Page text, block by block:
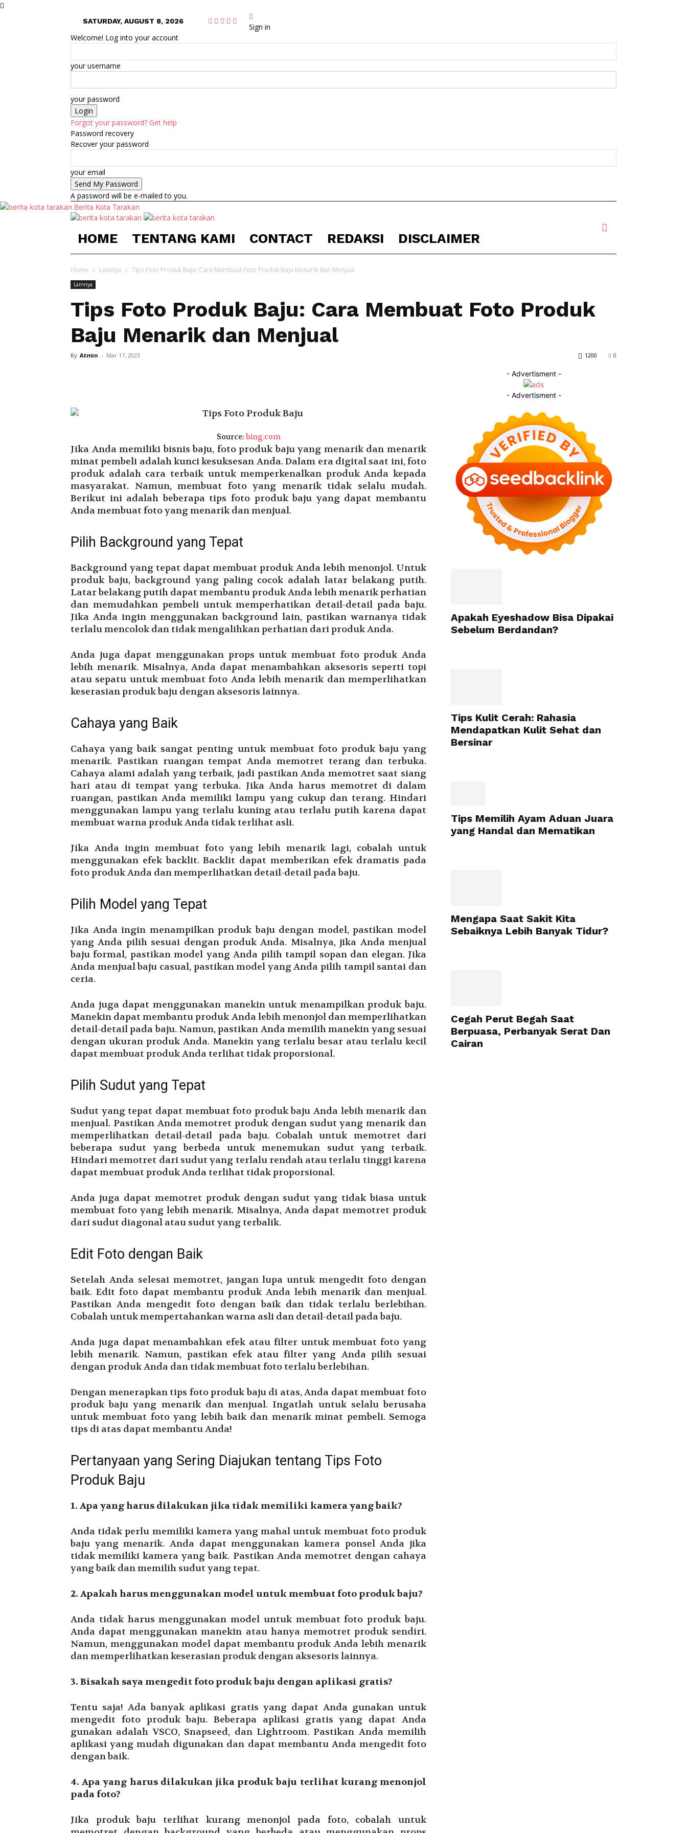
SATURDAY, AUGUST 8, 2026
Sign in
Welcome! Log into your account
your username
your password
Forgot your password? Get help
Password recovery
Recover your password
your email
A password will be e-mailed to you.
Berita Kota Tarakan
HOME TENTANG KAMI CONTACT REDAKSI DISCLAIMER
Home Lainnya Tips Foto Produk Baju: Cara Membuat Foto Produk Baju Menarik dan Menjual
Lainnya
Tips Foto Produk Baju: Cara Membuat Foto Produk
Baju Menarik dan Menjual
By Atmin - Mar 17, 2023 0
1200
Source: bing.com
Jika Anda memiliki bisnis baju, foto produk baju yang menarik dan menarik
minat pembeli adalah kunci kesuksesan Anda. Dalam era digital saat ini, foto
produk adalah cara terbaik untuk memperkenalkan produk Anda kepada
masyarakat. Namun, membuat foto yang menarik tidak selalu mudah.
Berikut ini adalah beberapa tips foto produk baju yang dapat membantu
Anda membuat foto yang menarik dan menjual.
Pilih Background yang Tepat
Background yang tepat dapat membuat produk Anda lebih menonjol. Untuk
produk baju, background yang paling cocok adalah latar belakang putih.
Latar belakang putih dapat membantu produk Anda lebih menarik perhatian
dan memudahkan pembeli untuk memperhatikan detail-detail pada baju.
Jika Anda ingin menggunakan background lain, pastikan warnanya tidak
terlalu mencolok dan tidak mengalihkan perhatian dari produk Anda.
Anda juga dapat menggunakan props untuk membuat foto produk Anda
lebih menarik. Misalnya, Anda dapat menambahkan aksesoris seperti topi
atau sepatu untuk membuat foto Anda lebih menarik dan memperlihatkan
keserasian produk baju dengan aksesoris lainnya.
Cahaya yang Baik
Cahaya yang baik sangat penting untuk membuat foto produk baju yang
menarik. Pastikan ruangan tempat Anda memotret terang dan terbuka.
Cahaya alami adalah yang terbaik, jadi pastikan Anda memotret saat siang
hari atau di tempat yang terbuka. Jika Anda harus memotret di dalam
ruangan, pastikan Anda memiliki lampu yang cukup dan terang. Hindari
menggunakan lampu yang terlalu kuning atau terlalu putih karena dapat
membuat warna produk Anda tidak terlihat asli.
Jika Anda ingin membuat foto yang lebih menarik lagi, cobalah untuk
menggunakan efek backlit. Backlit dapat memberikan efek dramatis pada
foto produk Anda dan memperlihatkan detail-detail pada baju.
Pilih Model yang Tepat
Jika Anda ingin menampilkan produk baju dengan model, pastikan model
yang Anda pilih sesuai dengan produk Anda. Misalnya, jika Anda menjual
baju formal, pastikan model yang Anda pilih tampil sopan dan elegan. Jika
Anda menjual baju casual, pastikan model yang Anda pilih tampil santai dan
ceria.
Anda juga dapat menggunakan manekin untuk menampilkan produk baju.
Manekin dapat membantu produk Anda lebih menonjol dan memperlihatkan
detail-detail pada baju. Namun, pastikan Anda memilih manekin yang sesuai
dengan ukuran produk Anda. Manekin yang terlalu besar atau terlalu kecil
dapat membuat produk Anda terlihat tidak proporsional.
Pilih Sudut yang Tepat
Sudut yang tepat dapat membuat foto produk baju Anda lebih menarik dan
menjual. Pastikan Anda memotret produk dengan sudut yang menarik dan
memperlihatkan detail-detail pada baju. Cobalah untuk memotret dari
beberapa sudut yang berbeda untuk menemukan sudut yang terbaik.
Hindari memotret dari sudut yang terlalu rendah atau terlalu tinggi karena
dapat membuat produk Anda terlihat tidak proporsional.
Anda juga dapat memotret produk dengan sudut yang tidak biasa untuk
membuat foto yang lebih menarik. Misalnya, Anda dapat memotret produk
dari sudut diagonal atau sudut yang terbalik.
Edit Foto dengan Baik
Setelah Anda selesai memotret, jangan lupa untuk mengedit foto dengan
baik. Edit foto dapat membantu produk Anda lebih menarik dan menjual.
Pastikan Anda mengedit foto dengan baik dan tidak terlalu berlebihan.
Cobalah untuk mempertahankan warna asli dan detail-detail pada baju.
Anda juga dapat menambahkan efek atau filter untuk membuat foto yang
lebih menarik. Namun, pastikan efek atau filter yang Anda pilih sesuai
dengan produk Anda dan tidak membuat foto terlalu berlebihan.
Dengan menerapkan tips foto produk baju di atas, Anda dapat membuat foto
produk baju yang menarik dan menjual. Ingatlah untuk selalu berusaha
untuk membuat foto yang lebih baik dan menarik minat pembeli. Semoga
tips di atas dapat membantu Anda!
Pertanyaan yang Sering Diajukan tentang Tips Foto
Produk Baju
1. Apa yang harus dilakukan jika tidak memiliki kamera yang baik?
Anda tidak perlu memiliki kamera yang mahal untuk membuat foto produk
baju yang menarik. Anda dapat menggunakan kamera ponsel Anda jika
tidak memiliki kamera yang baik. Pastikan Anda memotret dengan cahaya
yang baik dan memilih sudut yang tepat.
2. Apakah harus menggunakan model untuk membuat foto produk baju?
Anda tidak harus menggunakan model untuk membuat foto produk baju.
Anda dapat menggunakan manekin atau hanya memotret produk sendiri.
Namun, menggunakan model dapat membantu produk Anda lebih menarik
dan memperlihatkan keserasian produk dengan aksesoris lainnya.
3. Bisakah saya mengedit foto produk baju dengan aplikasi gratis?
Tentu saja! Ada banyak aplikasi gratis yang dapat Anda gunakan untuk
mengedit foto produk baju. Beberapa aplikasi gratis yang dapat Anda
gunakan adalah VSCO, Snapseed, dan Lightroom. Pastikan Anda memilih
aplikasi yang mudah digunakan dan dapat membantu Anda mengedit foto
dengan baik.
4. Apa yang harus dilakukan jika produk baju terlihat kurang menonjol
pada foto?
Jika produk baju terlihat kurang menonjol pada foto, cobalah untuk
- Advertisment -
- Advertisment -
Apakah Eyeshadow Bisa Dipakai
Sebelum Berdandan?
Tips Kulit Cerah: Rahasia
Mendapatkan Kulit Sehat dan
Bersinar
Tips Memilih Ayam Aduan Juara
yang Handal dan Mematikan
Mengapa Saat Sakit Kita
Sebaiknya Lebih Banyak Tidur?
Cegah Perut Begah Saat
Berpuasa, Perbanyak Serat Dan
Cairan